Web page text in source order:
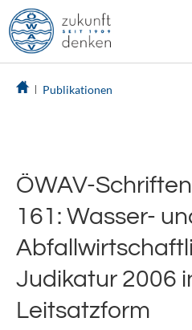
Publikationen
ÖWAV-
161: Wasser-
Judikatur 2006
Leitsatzform